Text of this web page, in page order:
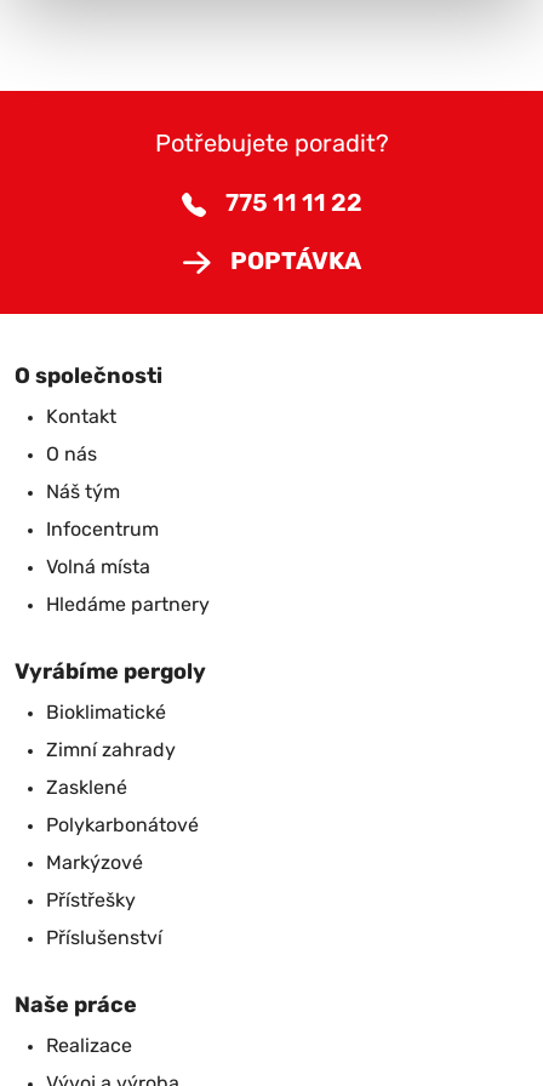
Potřebujete poradit?
775 11 11 22
POPTÁVKA
O společnosti
Kontakt
O nás
Náš tým
Infocentrum
Volná místa
Hledáme partnery
Vyrábíme pergoly
Bioklimatické
Zimní zahrady
Zasklené
Polykarbonátové
Markýzové
Přístřešky
Příslušenství
Naše práce
Realizace